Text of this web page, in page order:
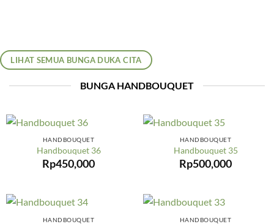
LIHAT SEMUA BUNGA DUKA CITA
BUNGA HANDBOUQUET
HANDBOUQUET
Handbouquet 36
Rp450,000
HANDBOUQUET
Handbouquet 35
Rp500,000
HANDBOUQUET HANDBOUQUET